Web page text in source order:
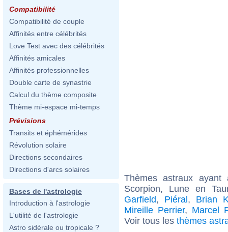
Compatibilité
Compatibilité de couple
Affinités entre célébrités
Love Test avec des célébrités
Affinités amicales
Affinités professionnelles
Double carte de synastrie
Calcul du thème composite
Thème mi-espace mi-temps
Prévisions
Transits et éphémérides
Révolution solaire
Directions secondaires
Directions d'arcs solaires
Bases de l'astrologie
Introduction à l'astrologie
L'utilité de l'astrologie
Astro sidérale ou tropicale ?
Thèmes astraux
Scorpion, Lune en
Garfield, Piéral, Brian
Mireille Perrier, Marcel
Voir tous les thèmes